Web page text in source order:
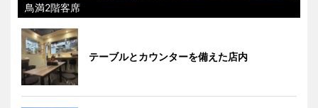
鳥満2階客席
テーブルとカウンターを備えた店内